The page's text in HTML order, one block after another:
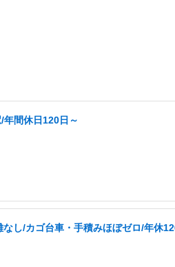
年間休日120日～
し/カゴ台車・手積みほぼゼロ/年休